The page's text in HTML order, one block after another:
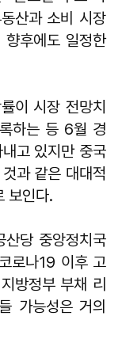
산과 소비 시장
후에도 일정한
이 시장 전망치
하는 등 6월 경
고 있지만 중국
과 같은 대대적
보인다.
산당 중앙정치국
로나19 이후 고
방정부 부채 리
가능성은 거의